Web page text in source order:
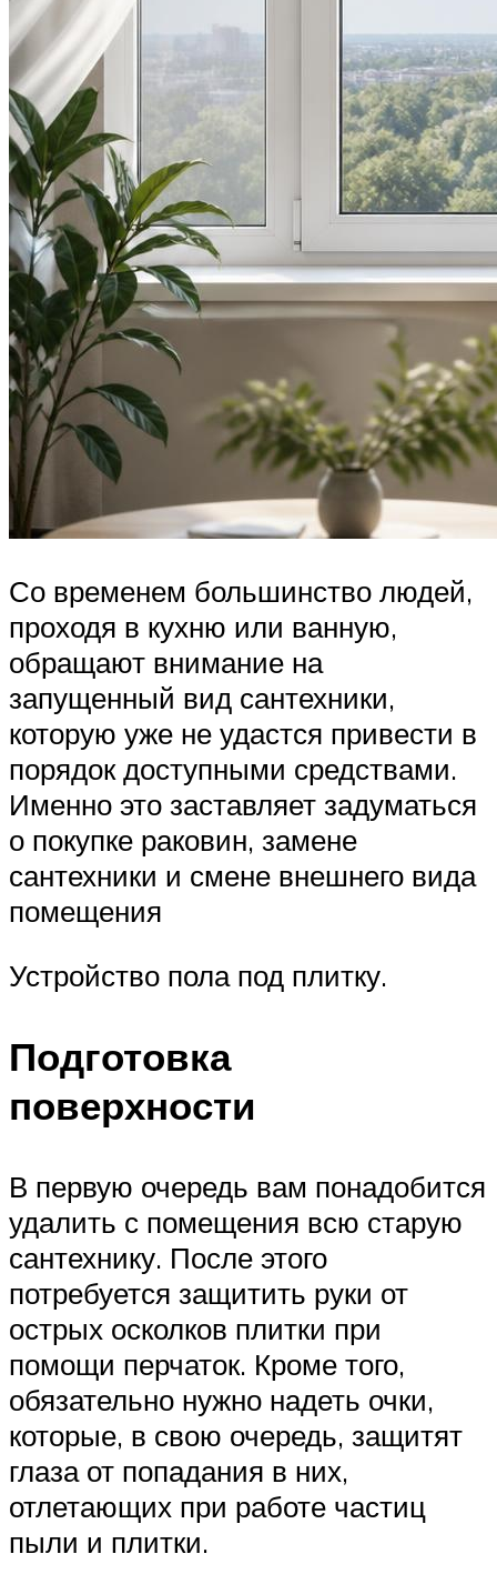
Со временем большинство людей,
проходя в кухню или ванную,
обращают внимание на
запущенный вид сантехники,
которую уже не удастся привести в
порядок доступными средствами.
Именно это заставляет задуматься
о покупке раковин, замене
сантехники и смене внешнего вида
помещения
Устройство пола под плитку.
Подготовка
поверхности
В первую очередь вам понадобится
удалить с помещения всю старую
сантехнику. После этого
потребуется защитить руки от
острых осколков плитки при
помощи перчаток. Кроме того,
обязательно нужно надеть очки,
которые, в свою очередь, защитят
глаза от попадания в них,
отлетающих при работе частиц
пыли и плитки.